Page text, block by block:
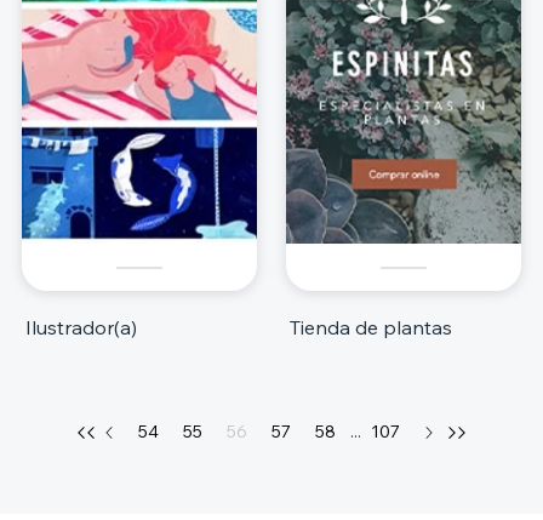
Ilustrador(a) Tienda de plantas
54 55 56 57 58 ... 107